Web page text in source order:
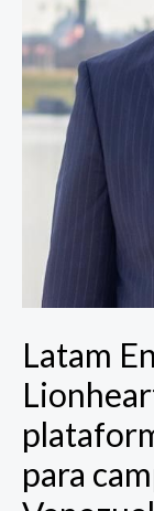
Latam
para
$500MUSD
para
campos
petroleros
Venezuela